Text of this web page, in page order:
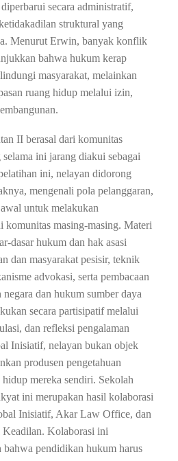
secara administratif,
struktural yang
Menurut Erwin, banyak konflik
bahwa hukum kerap
masyarakat, melainkan
ruang hidup melalui izin,
II berasal dari komunitas
ini jarang diakui sebagai
ini, nelayan didorong
mengenali pola pelanggaran,
untuk melakukan
komunitas masing-masing. Materi
dasar hukum dan hak asasi
dan masyarakat pesisir, teknik
advokasi, serta pembacaan
dan hukum sumber daya
secara partisipatif melalui
dan refleksi pengalaman
Inisiatif, nelayan bukan objek
produsen pengetahuan
mereka sendiri. Sekolah
ini merupakan hasil kolaborasi
Inisiatif, Akar Law Office, dan
Kolaborasi ini
bahwa pendidikan hukum harus